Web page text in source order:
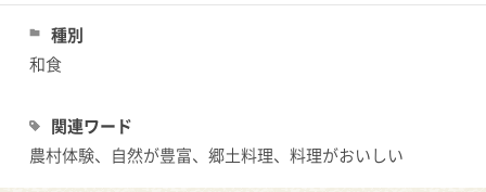
種別
和食
関連ワード
農村体験、自然が豊富、郷土料理、料理がおいしい